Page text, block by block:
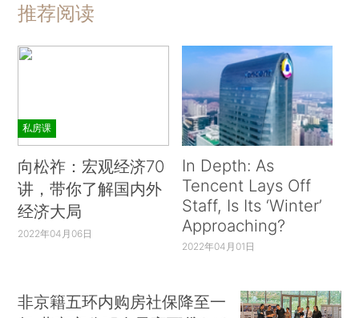
推荐阅读
私房课
向松祚：宏观经济70
讲，带你了解国内外
经济大局
2022年04月06日
In Depth: As
Tencent Lays Off
Staff, Is Its ‘Winter’
Approaching?
2022年04月01日
非京籍五环内购房社保降至一